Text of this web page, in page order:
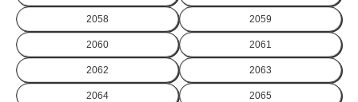
2058 2059
2060 2061
2062 2063
2064 2065